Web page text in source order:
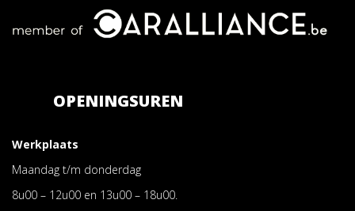
OPENINGSUREN
Werkplaats
Maandag t/m donderdag
8u00 – 12u00 en 13u00 – 18u00.